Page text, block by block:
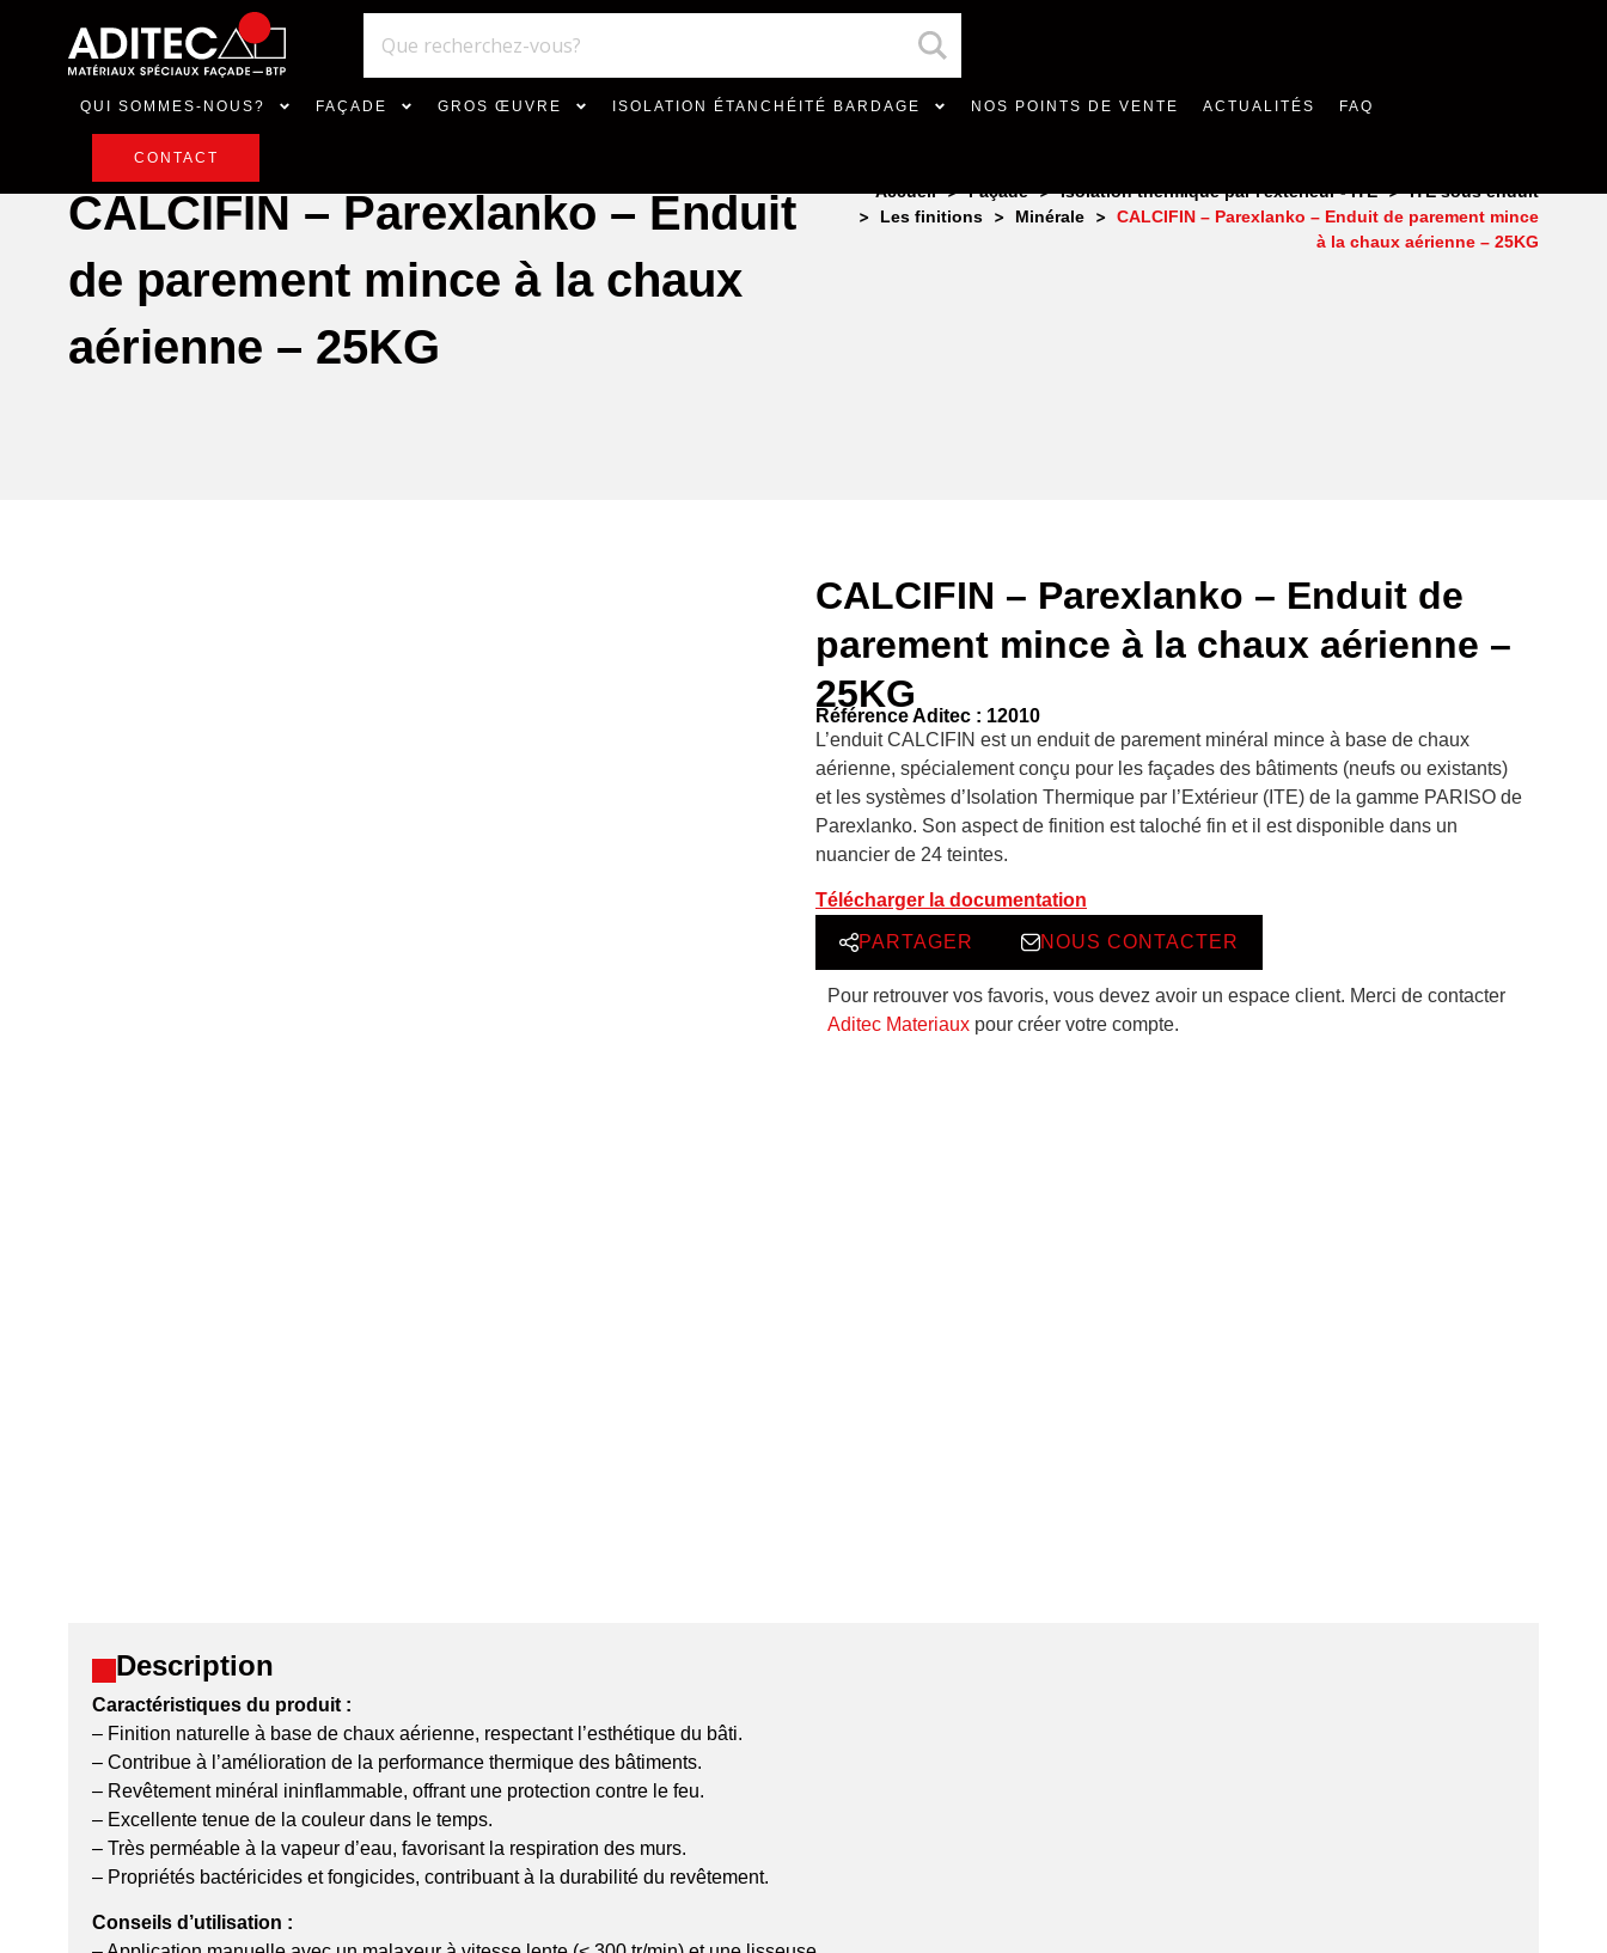
QUI SOMMES-NOUS? FAÇADE GROS ŒUVRE ISOLATION ÉTANCHÉITÉ BARDAGE NOS POINTS DE VENTE ACTUALITÉS FAQ
CONTACT
CALCIFIN – Parexlanko – Enduit
de parement mince à la chaux
aérienne – 25KG
Accueil > Façade > Isolation thermique par l'extérieur - ITE > ITE sous enduit
> Les finitions > Minérale >
CALCIFIN – Parexlanko – Enduit de parement mince
à la chaux aérienne – 25KG
CALCIFIN – Parexlanko – Enduit de
parement mince à la chaux aérienne –
25KG
Référence Aditec : 12010
L’enduit CALCIFIN est un enduit de parement minéral mince à base de chaux
aérienne, spécialement conçu pour les façades des bâtiments (neufs ou existants)
et les systèmes d’Isolation Thermique par l’Extérieur (ITE) de la gamme PARISO de
Parexlanko. Son aspect de finition est taloché fin et il est disponible dans un
nuancier de 24 teintes.
Télécharger la documentation
PARTAGER NOUS CONTACTER
Pour retrouver vos favoris, vous devez avoir un espace client. Merci de contacter
Aditec Materiaux pour créer votre compte.
Description
Caractéristiques du produit :
– Finition naturelle à base de chaux aérienne, respectant l’esthétique du bâti.
– Contribue à l’amélioration de la performance thermique des bâtiments.
– Revêtement minéral ininflammable, offrant une protection contre le feu.
– Excellente tenue de la couleur dans le temps.
– Très perméable à la vapeur d’eau, favorisant la respiration des murs.
– Propriétés bactéricides et fongicides, contribuant à la durabilité du revêtement.
Conseils d’utilisation :